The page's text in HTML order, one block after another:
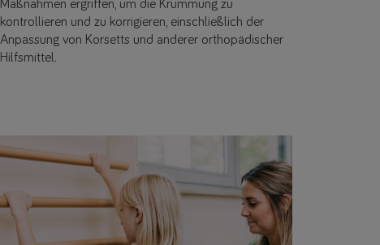
Maßnahmen ergriffen, um die Krümmung zu
kontrollieren und zu korrigieren, einschließlich der
Anpassung von Korsetts und anderer orthopädischer
Hilfsmittel.